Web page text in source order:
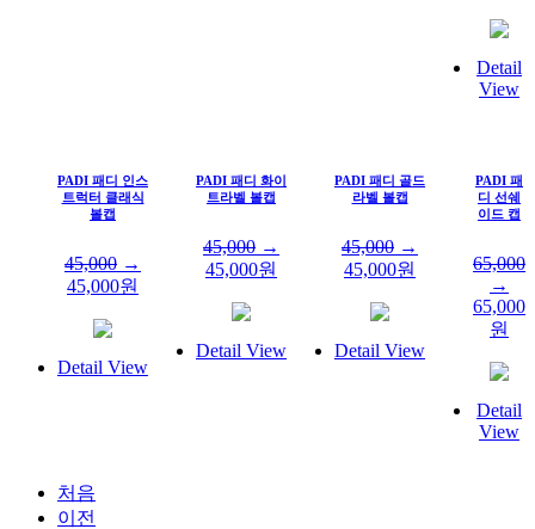
Detail
View
PADI 패디 인스
트럭터 클래식
볼캡
45,000 →
45,000원
Detail View
PADI 패디 화이
트라벨 볼캡
45,000 →
45,000원
Detail View
PADI 패디 골드
라벨 볼캡
45,000 →
45,000원
Detail View
PADI 패
디 선쉐
이드 캡
65,000
→
65,000
원
Detail
View
처음
이전